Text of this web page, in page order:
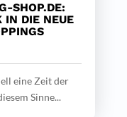
SHOP.DE:
IN DIE NEUE
eine Zeit der
Sinne...